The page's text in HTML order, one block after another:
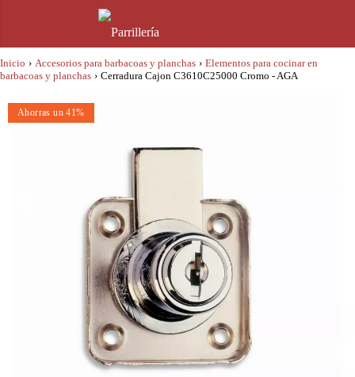
Inicio › Accesorios para barbacoas y planchas › Elementos para cocinar en
barbacoas y planchas › Cerradura Cajon C3610C25000 Cromo - AGA
Ahorras un 41%